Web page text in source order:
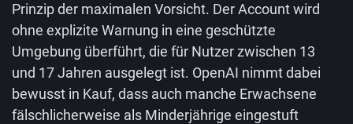
Prinzip der maximalen Vorsicht. Der Account wird
ohne explizite Warnung in eine geschützte
Umgebung überführt, die für Nutzer zwischen 13
und 17 Jahren ausgelegt ist. OpenAI nimmt dabei
bewusst in Kauf, dass auch manche Erwachsene
fälschlicherweise als Minderjährige eingestuft